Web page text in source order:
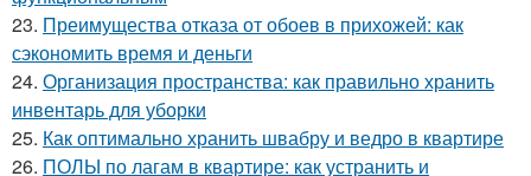
23. Преимущества отказа от обоев в прихожей: как
сэкономить время и деньги
24. Организация пространства: как правильно хранить
инвентарь для уборки
25. Как оптимально хранить швабру и ведро в квартире
26. ПОЛЫ по лагам в квартире: как устранить и